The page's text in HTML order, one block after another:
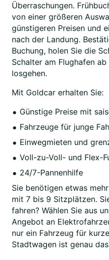
Überraschungen.
von einer größeren
günstigeren Preisen und
nach der Landung.
Buchung, holen Sie die
Schalter am Flughafen
losgehen.
Mit Goldcar erhalten Sie:
Günstige Preise mit
Fahrzeuge für junge
Einwegmieten und
Voll-zu-Voll- und Flex-
24/7-Pannenhilfe
Sie benötigen etwas
mit 7 bis 9 Sitzplätzen.
fahren? Wählen Sie aus
Angebot an
nur ein Fahrzeug für
Stadtwagen ist genau